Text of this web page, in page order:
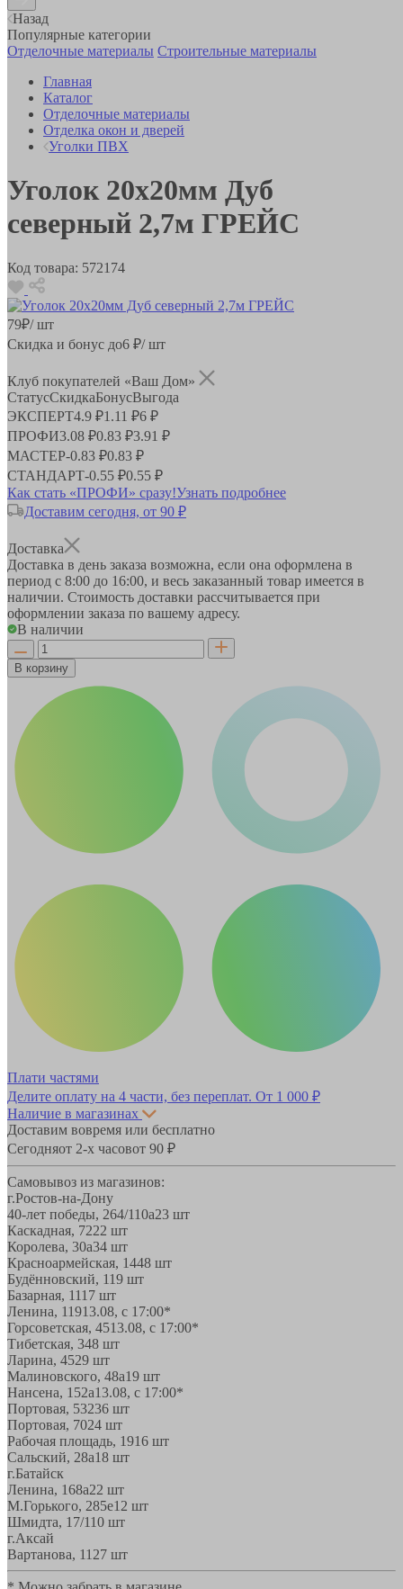
Назад
Популярные категории
Отделочные материалы Строительные материалы
Главная
Каталог
Отделочные материалы
Отделка окон и дверей
Уголки ПВХ
Уголок 20х20мм Дуб
северный 2,7м ГРЕЙС
Код товара: 572174
79₽/ шт
Скидка и бонус до6 ₽/ шт
Клуб покупателей «Ваш Дом»
СтатусСкидкаБонусВыгода
ЭКСПЕРТ4.9 ₽1.11 ₽6 ₽
ПРОФИ3.08 ₽0.83 ₽3.91 ₽
МАСТЕР-0.83 ₽0.83 ₽
СТАНДАРТ-0.55 ₽0.55 ₽
Как стать «ПРОФИ» сразу!Узнать подробнее
Доставим сегодня, от 90 ₽
Доставка
Доставка в день заказа возможна, если она оформлена в
период с 8:00 до 16:00, и весь заказанный товар имеется в
наличии. Стоимость доставки рассчитывается при
оформлении заказа по вашему адресу.
В наличии
В корзину
Плати частями
Делите оплату на 4 части, без переплат. От 1 000 ₽
Наличие в магазинах
Доставим вовремя или бесплатно
Сегодняот 2-х часовот 90 ₽
Самовывоз из магазинов:
г.Ростов-на-Дону
40-лет победы, 264/110а23 шт
Каскадная, 7222 шт
Королева, 30а34 шт
Красноармейская, 1448 шт
Будённовский, 119 шт
Базарная, 1117 шт
Ленина, 11913.08, с 17:00*
Горсоветская, 4513.08, с 17:00*
Тибетская, 348 шт
Ларина, 4529 шт
Малиновского, 48а19 шт
Нансена, 152а13.08, с 17:00*
Портовая, 53236 шт
Портовая, 7024 шт
Рабочая площадь, 1916 шт
Сальский, 28a18 шт
г.Батайск
Ленина, 168а22 шт
М.Горького, 285е12 шт
Шмидта, 17/110 шт
г.Аксай
Вартанова, 11 27 шт